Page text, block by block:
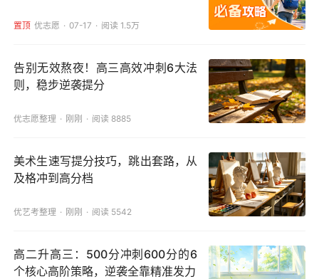
置顶 优志愿 07-17 阅读 1.5万
告别无效熬夜！高三高效冲刺6大法
则，稳步逆袭提分
优志愿整理 刚刚 阅读 8885
美术生速写提分技巧，跳出套路，从
及格冲到高分档
优艺考整理 刚刚 阅读 5542
高二升高三：500分冲刺600分的6
个核心高阶策略，逆袭全靠精准发力